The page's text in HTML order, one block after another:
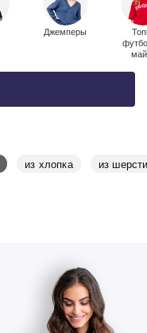
Джемперы
из хлопка из